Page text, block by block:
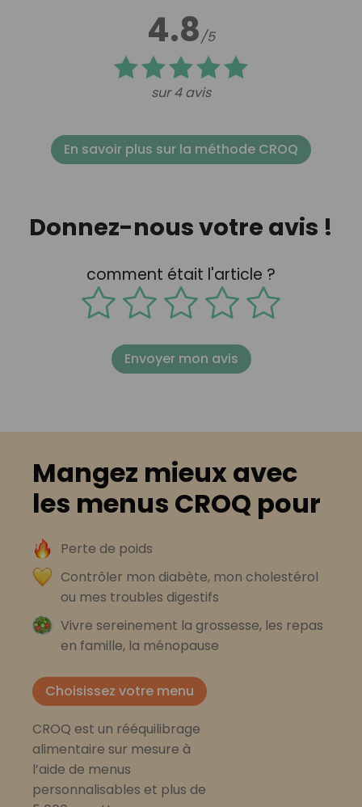
4.8/5
sur 4 avis
En savoir plus sur la méthode CROQ
Donnez-nous votre avis !
comment était l'article ?
Envoyer mon avis
Mangez mieux avec
les menus CROQ pour
Perte de poids
Contrôler mon diabète, mon cholestérol
ou mes troubles digestifs
Vivre sereinement la grossesse, les repas
en famille, la ménopause
Choisissez votre menu
CROQ est un rééquilibrage
alimentaire sur mesure à
l’aide de menus
personnalisables et plus de